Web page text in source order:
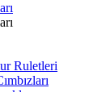
Ruletleri